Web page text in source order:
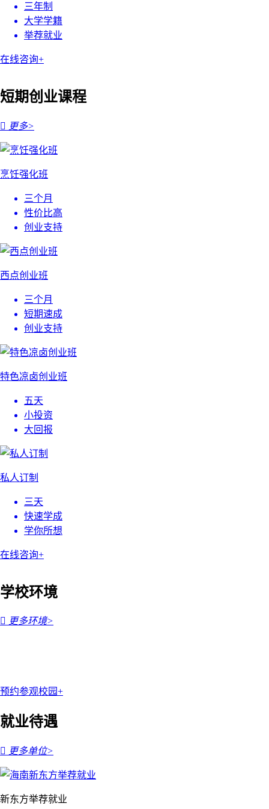
三年制
大学学籍
举荐就业
在线咨询+
短期创业课程
 更多>
烹饪强化班
三个月
性价比高
创业支持
西点创业班
三个月
短期速成
创业支持
特色凉卤创业班
五天
小投资
大回报
私人订制
三天
快速学成
学你所想
在线咨询+
学校环境
 更多环境>
预约参观校园+
就业待遇
 更多单位>
新东方举荐就业